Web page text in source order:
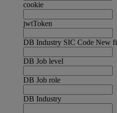
cookie
jwtToken
DB Industry SIC Code New
DB Job level
DB Job role
DB Industry